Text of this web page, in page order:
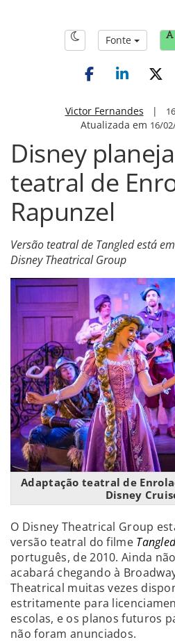
Fonte
Victor Fernandes |
Atualizada em 16/
Disney
teatral de
Rapunzel
Versão teatral de Tangled está
Disney Theatrical Group
Adaptação teatral de
Disney
O Disney Theatrical Group
versão teatral do filme
português, de 2010. Ainda
acabará chegando à
Theatrical muitas vezes
estritamente para
escolas, e os planos futuros
não foram anunciados.